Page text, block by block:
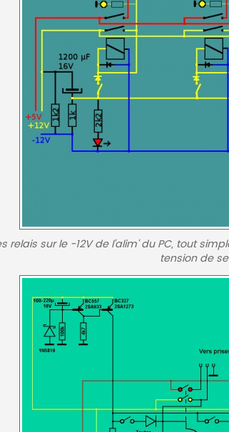
relais sur le -12V de l'alim' du PC, tout
tension de